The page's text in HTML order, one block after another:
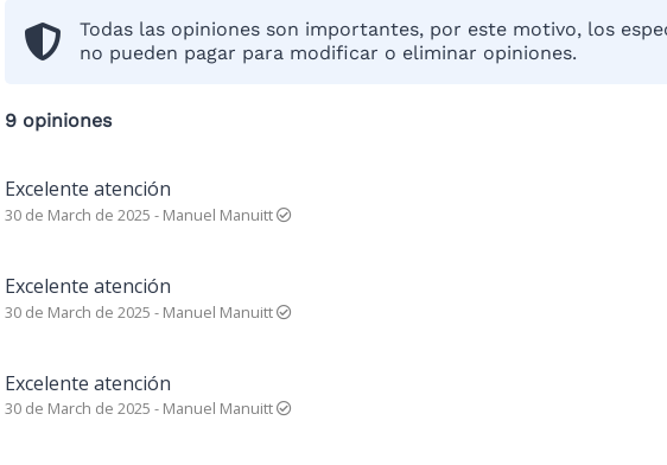
Todas las opiniones son importantes, por este motivo, los
no pueden pagar para modificar o eliminar opiniones.
9 opiniones
Excelente atención
30 de March de 2025 - Manuel Manuitt
Excelente atención
30 de March de 2025 - Manuel Manuitt
Excelente atención
30 de March de 2025 - Manuel Manuitt